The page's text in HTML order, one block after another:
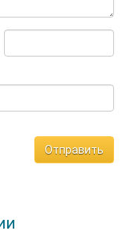
Отправить